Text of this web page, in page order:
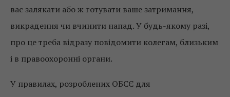
вас залякати або ж готувати ваше затримання,
викрадення чи вчинити напад. У будь-якому разі,
про це треба відразу повідомити колегам, близьким
і в правоохоронні органи.
У правилах, розроблених ОБСЄ для